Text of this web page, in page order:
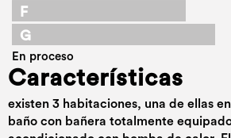
F
G
En proceso
Características
existen 3 habitaciones, una de ellas
baño con bañera totalmente